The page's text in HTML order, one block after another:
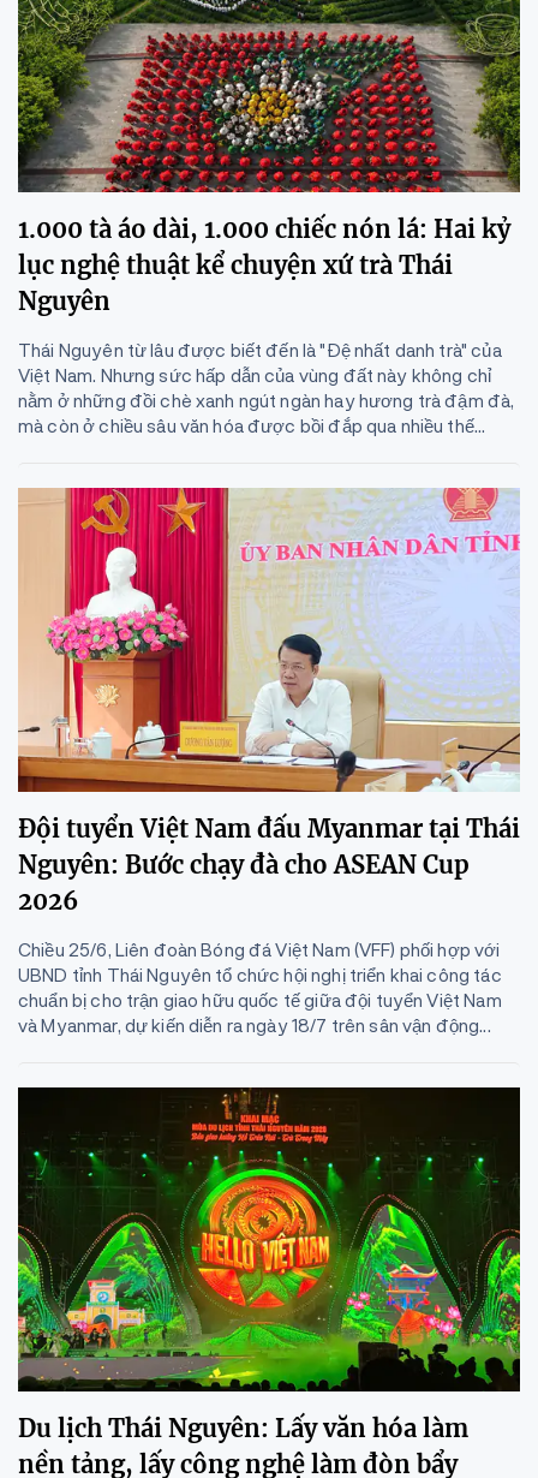
1.000 tà áo dài, 1.000 chiếc nón lá: Hai kỷ
lục nghệ thuật kể chuyện xứ trà Thái
Nguyên
Thái Nguyên từ lâu được biết đến là "Đệ nhất danh trà" của
Việt Nam. Nhưng sức hấp dẫn của vùng đất này không chỉ
nằm ở những đồi chè xanh ngút ngàn hay hương trà đậm đà,
mà còn ở chiều sâu văn hóa được bồi đắp qua nhiều thế...
Đội tuyển Việt Nam đấu Myanmar tại Thái
Nguyên: Bước chạy đà cho ASEAN Cup
2026
Chiều 25/6, Liên đoàn Bóng đá Việt Nam (VFF) phối hợp với
UBND tỉnh Thái Nguyên tổ chức hội nghị triển khai công tác
chuẩn bị cho trận giao hữu quốc tế giữa đội tuyển Việt Nam
và Myanmar, dự kiến diễn ra ngày 18/7 trên sân vận động...
Du lịch Thái Nguyên: Lấy văn hóa làm
nền tảng, lấy công nghệ làm đòn bẩy